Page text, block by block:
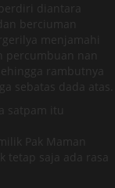
diantara
berciuman
menjamahi
percumbuan nan
rambutnya
sebatas dada atas.
satpam itu
Pak Maman
saja ada rasa